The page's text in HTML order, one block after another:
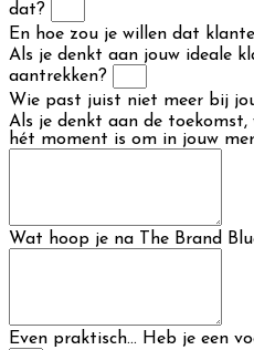
dat?
En hoe zou je willen dat
Als je denkt aan jouw ideale
aantrekken?
Wie past juist niet meer bij
Als je denkt aan de
hét moment is om in jouw
Wat hoop je na The Brand
Even praktisch... Heb je een